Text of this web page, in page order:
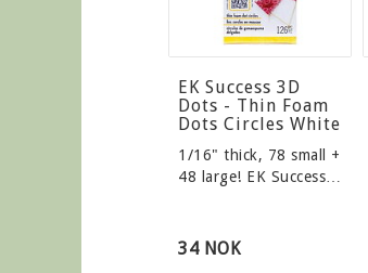
EK Success 3D
Dots - Thin Foam
Dots Circles White
1/16" thick, 78 small +
48 large! EK Success…
34 NOK